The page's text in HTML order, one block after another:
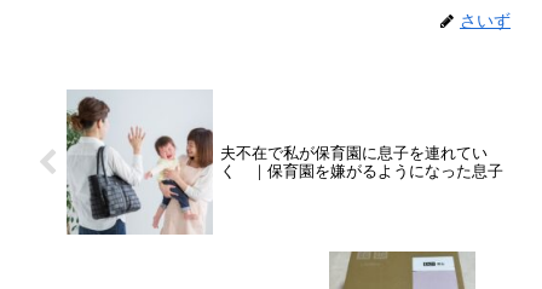
さいず
夫不在で私が保育園に息子を連れてい
く ｜保育園を嫌がるようになった息子